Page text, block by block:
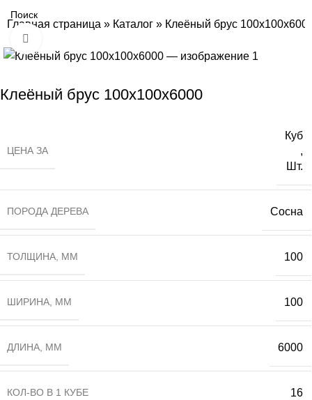
Главная страница » Каталог » Клеёный брус
Клеёный брус 100х100х6000
ЦЕНА ЗА
Куб
,
Шт.
ПОРОДА ДЕРЕВА Сосна
ТОЛЩИНА, ММ 100
ШИРИНА, ММ 100
ДЛИНА, ММ 6000
КОЛ-ВО В 1 КУБЕ 16